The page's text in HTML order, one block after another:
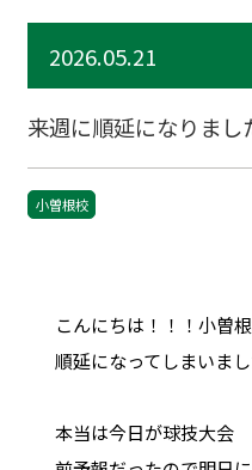
2026.05.21
来週に順延になりまし
小曽根校
こんにちは！！！小曽
順延になってしまいま
本当は今日が球技大会